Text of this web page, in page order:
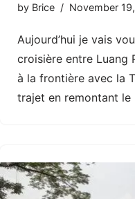
by Brice November
Aujourd’hui je vais
croisière entre Luang
à la frontière avec la
trajet en remontant